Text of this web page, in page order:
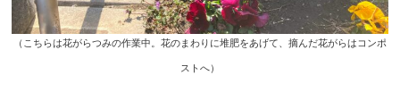
（こちらは花がらつみの作業中。花のまわりに堆肥をあげて、摘んだ花がらはコンポ
ストへ）